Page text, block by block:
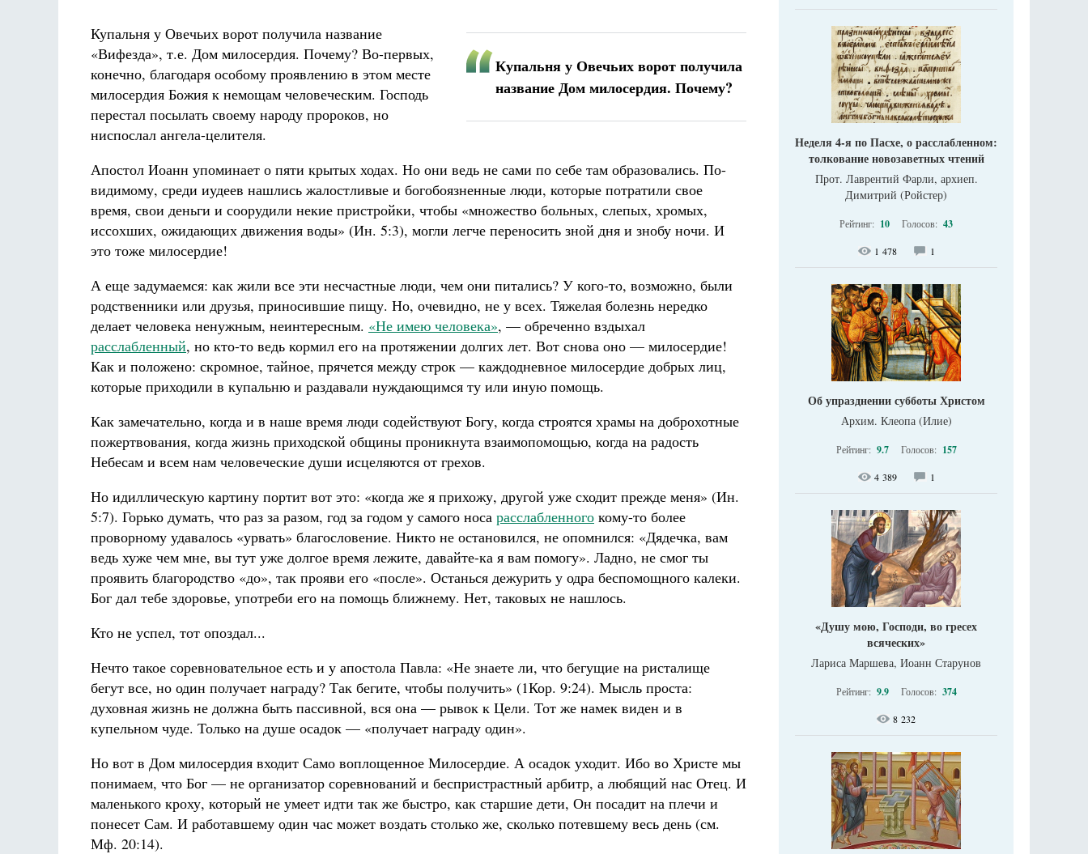
Купальня у Овечьих ворот получила
название Дом милосердия. Почему?
Купальня у Овечьих ворот получила название
«Вифезда», т.е. Дом милосердия. Почему? Во-первых,
конечно, благодаря особому проявлению в этом месте
милосердия Божия к немощам человеческим. Господь
перестал посылать своему народу пророков, но
ниспослал ангела-целителя.
Апостол Иоанн упоминает о пяти крытых ходах. Но они ведь не сами по себе там образовались. По-
видимому, среди иудеев нашлись жалостливые и богобоязненные люди, которые потратили свое
время, свои деньги и соорудили некие пристройки, чтобы «множество больных, слепых, хромых,
иссохших, ожидающих движения воды» (Ин. 5:3), могли легче переносить зной дня и знобу ночи. И
это тоже милосердие!
А еще задумаемся: как жили все эти несчастные люди, чем они питались? У кого-то, возможно, были
родственники или друзья, приносившие пищу. Но, очевидно, не у всех. Тяжелая болезнь нередко
делает человека ненужным, неинтересным. «Не имею человека», — обреченно вздыхал
расслабленный, но кто-то ведь кормил его на протяжении долгих лет. Вот снова оно — милосердие!
Как и положено: скромное, тайное, прячется между строк — каждодневное милосердие добрых лиц,
которые приходили в купальню и раздавали нуждающимся ту или иную помощь.
Как замечательно, когда и в наше время люди содействуют Богу, когда строятся храмы на доброхотные
пожертвования, когда жизнь приходской общины проникнута взаимопомощью, когда на радость
Небесам и всем нам человеческие души исцеляются от грехов.
Но идиллическую картину портит вот это: «когда же я прихожу, другой уже сходит прежде меня» (Ин.
5:7). Горько думать, что раз за разом, год за годом у самого носа расслабленного кому-то более
проворному удавалось «урвать» благословение. Никто не остановился, не опомнился: «Дядечка, вам
ведь хуже чем мне, вы тут уже долгое время лежите, давайте-ка я вам помогу». Ладно, не смог ты
проявить благородство «до», так прояви его «после». Останься дежурить у одра беспомощного калеки.
Бог дал тебе здоровье, употреби его на помощь ближнему. Нет, таковых не нашлось.
Кто не успел, тот опоздал...
Нечто такое соревновательное есть и у апостола Павла: «Не знаете ли, что бегущие на ристалище
бегут все, но один получает награду? Так бегите, чтобы получить» (1Кор. 9:24). Мысль проста:
духовная жизнь не должна быть пассивной, вся она — рывок к Цели. Тот же намек виден и в
купельном чуде. Только на душе осадок — «получает награду один».
Но вот в Дом милосердия входит Само воплощенное Милосердие. А осадок уходит. Ибо во Христе мы
понимаем, что Бог — не организатор соревнований и беспристрастный арбитр, а любящий нас Отец. И
маленького кроху, который не умеет идти так же быстро, как старшие дети, Он посадит на плечи и
понесет Сам. И работавшему один час может воздать столько же, сколько потевшему весь день (см.
Мф. 20:14).
Неделя 4-я по Пасхе, о расслабленном:
толкование новозаветных чтений
Прот. Лаврентий Фарли, архиеп.
Димитрий (Ройстер)
Рейтинг: 10 Голосов: 43
1 478 1
Об упразднении субботы Христом
Архим. Клеопа (Илие)
Рейтинг: 9.7 Голосов: 157
4 389 1
«Душу мою, Господи, во гресех
всяческих»
Лариса Маршева, Иоанн Старунов
Рейтинг: 9.9 Голосов: 374
8 232